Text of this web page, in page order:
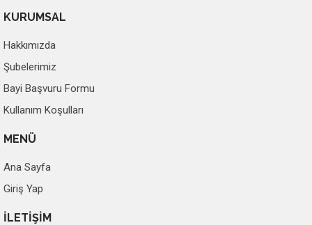
KURUMSAL
Hakkımızda
Şubelerimiz
Bayi Başvuru Formu
Kullanım Koşulları
MENÜ
Ana Sayfa
Giriş Yap
İLETİŞİM